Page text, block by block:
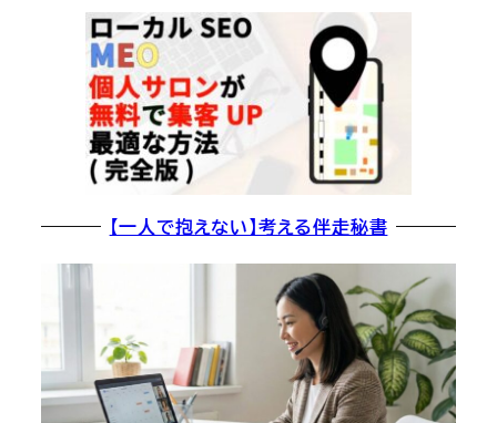
【一人で抱えない】考える伴走秘書